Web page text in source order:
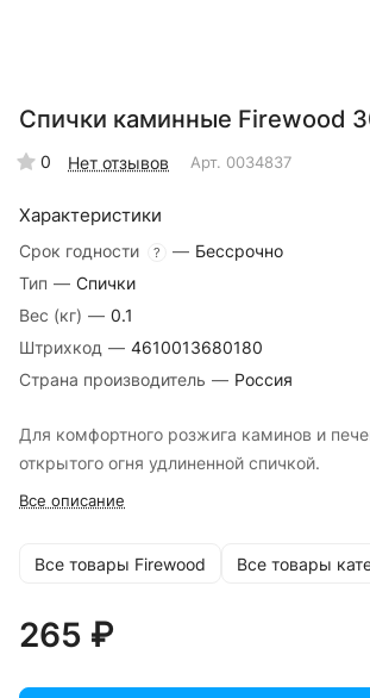
Спички каминные Firewood
0 Нет отзывов Арт. 0034837
Характеристики
Срок годности ? — Бессрочно
Тип — Спички
Вес (кг) — 0.1
Штрихкод — 4610013680180
Страна производитель — Россия
Для комфортного розжига каминов и
открытого огня удлиненной спичкой.
Все описание
Все товары Firewood Все товары
265 ₽